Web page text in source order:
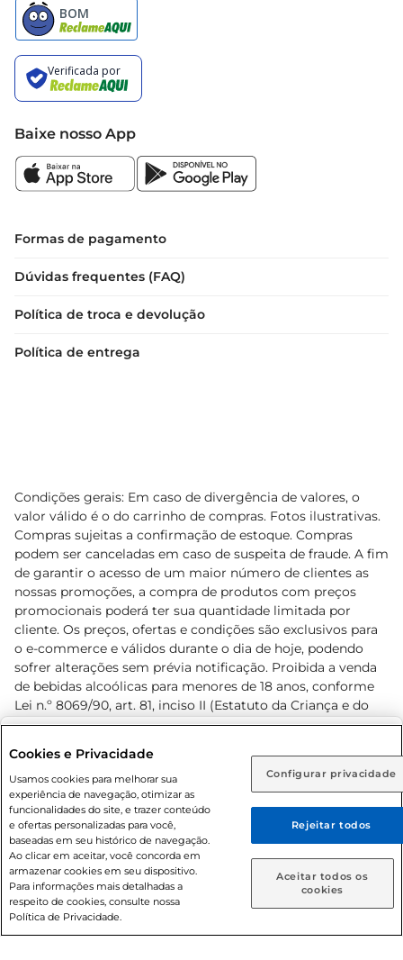
Rio de Janeiro (RJ) Goiás (GO)
Ou
Caso queira comprar online, informe como deseja receber
suas compras:
Entrega em casa Retire em Loja
Baixe nosso App
Formas de pagamento
Dúvidas frequentes (FAQ)
Política de troca e devolução
Política de entrega
Condições gerais: Em caso de divergência de valores, o
valor válido é o do carrinho de compras. Fotos ilustrativas.
Compras sujeitas a confirmação de estoque. Compras
podem ser canceladas em caso de suspeita de fraude. A fim
de garantir o acesso de um maior número de clientes as
nossas promoções, a compra de produtos com preços
promocionais poderá ter sua quantidade limitada por
cliente. Os preços, ofertas e condições são exclusivos para
o e-commerce e válidos durante o dia de hoje, podendo
sofrer alterações sem prévia notificação. Proibida a venda
de bebidas alcoólicas para menores de 18 anos, conforme
Lei n.º 8069/90, art. 81, inciso II (Estatuto da Criança e do
Adolescente). Preços e condições exclusivos para o
prévio. O valor mínimo para as compras on-line é de R$
80,00.
© 2026 Copyright. Todos os direitos
reservados Prezunic.
Cookies e Privacidade
Usamos cookies para melhorar sua
experiência de navegação, otimizar as
funcionalidades do site, e trazer conteúdo
e ofertas personalizadas para você,
baseadas em seu histórico de navegação.
Ao clicar em aceitar, você concorda em
armazenar cookies em seu dispositivo.
Para informações mais detalhadas a
respeito de cookies, consulte nossa
Política de Privacidade.
Configurar privacidade
Rejeitar todos
Aceitar todos os
cookies